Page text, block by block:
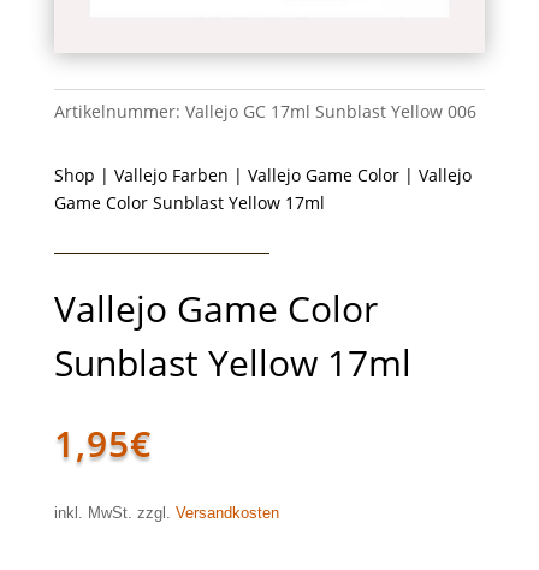
Artikelnummer: Vallejo GC 17ml Sunblast Yellow 006
Shop | Vallejo Farben | Vallejo Game Color| Vallejo
Game Color Sunblast Yellow 17ml
Vallejo Game Color
Sunblast Yellow 17ml
1,95€
inkl. MwSt. zzgl. Versandkosten